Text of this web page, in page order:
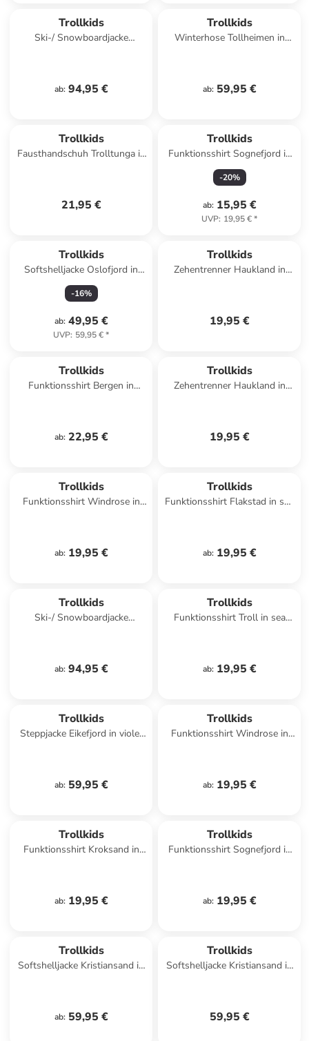
Trollkids
Ski-/ Snowboardjacke
ab: 94,95 €
Trollkids
Winterhose Tollheimen in
ab: 59,95 €
Trollkids
Fausthandschuh Trolltunga in
21,95 €
Trollkids
Funktionsshirt Sognefjord in
glow blue
-20%
ab: 15,95 €
UVP: 19,95 €*
Trollkids
Softshelljacke Oslofjord in
mystic blue/yellow
-16%
ab: 49,95 €
UVP: 59,95 €*
Trollkids
Zehentrenner Haukland in
19,95 €
Trollkids
Funktionsshirt Bergen in
ab: 22,95 €
Trollkids
Zehentrenner Haukland in
19,95 €
Trollkids
Funktionsshirt Windrose in
ab: 19,95 €
Trollkids
Funktionsshirt Flakstad in sea
ab: 19,95 €
Trollkids
Ski-/ Snowboardjacke
ab: 94,95 €
Trollkids
Funktionsshirt Troll in sea
ab: 19,95 €
Trollkids
Steppjacke Eikefjord in violet
ab: 59,95 €
Trollkids
Funktionsshirt Windrose in
ab: 19,95 €
Trollkids
Funktionsshirt Kroksand in
ab: 19,95 €
Trollkids
Funktionsshirt Sognefjord in
ab: 19,95 €
Trollkids
Softshelljacke Kristiansand in
ab: 59,95 €
Trollkids
Softshelljacke Kristiansand in
59,95 €